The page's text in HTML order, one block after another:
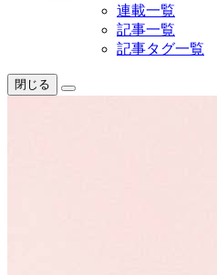
連載一覧
記事一覧
記事タグ一覧
閉じる